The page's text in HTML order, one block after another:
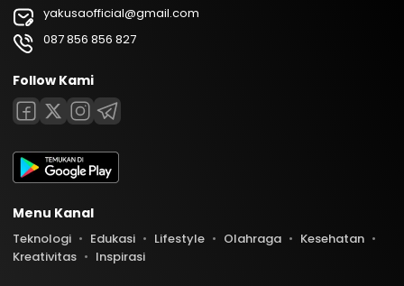
yakusaofficial@gmail.com
087 856 856 827
Follow Kami
Menu Kanal
Teknologi Edukasi Lifestyle Olahraga
Kesehatan
Kreativitas
Inspirasi